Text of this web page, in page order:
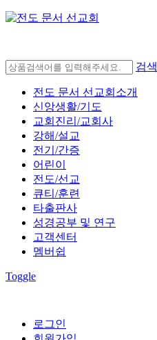
검색
전도 문서 선교회소개
신앙생활/기도
교회진리/교회사
강해/설교
전기/간증
어린이
전도/선교
큐티/훈련
타출판사
성경공부 및 연구
고객센터
멤버쉽
Toggle
로그인